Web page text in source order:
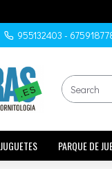
955132403 -
JUGUETES PARQUE DE